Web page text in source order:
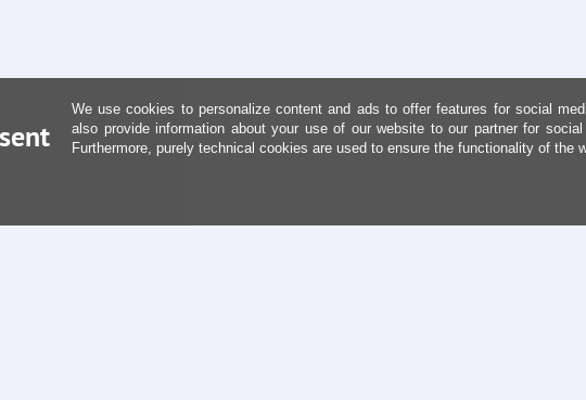
We use cookies to personalize content and ads to offer features for social
also provide information about your use of our website to our partner for
Furthermore, purely technical cookies are used to ensure the functionality of the